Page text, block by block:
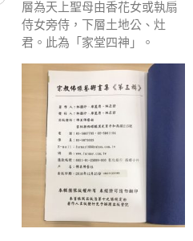
層為天上聖母由香花女或執扇
侍女旁侍，下層土地公、灶
君。此為「家堂四神」。